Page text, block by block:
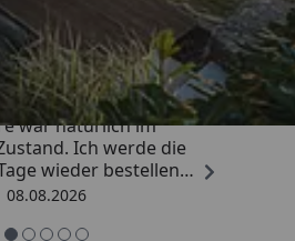
4,81/ 5
schnelle Lieferung.
war natürlich im
Ich werde die
wieder bestellen
die Belegschaft gute
08.08.2026